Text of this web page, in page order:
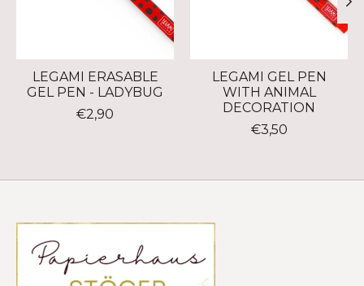
LEGAMI ERASABLE
GEL PEN - LADYBUG
€2,90
LEGAMI GEL PEN
WITH ANIMAL
DECORATION
€3,50